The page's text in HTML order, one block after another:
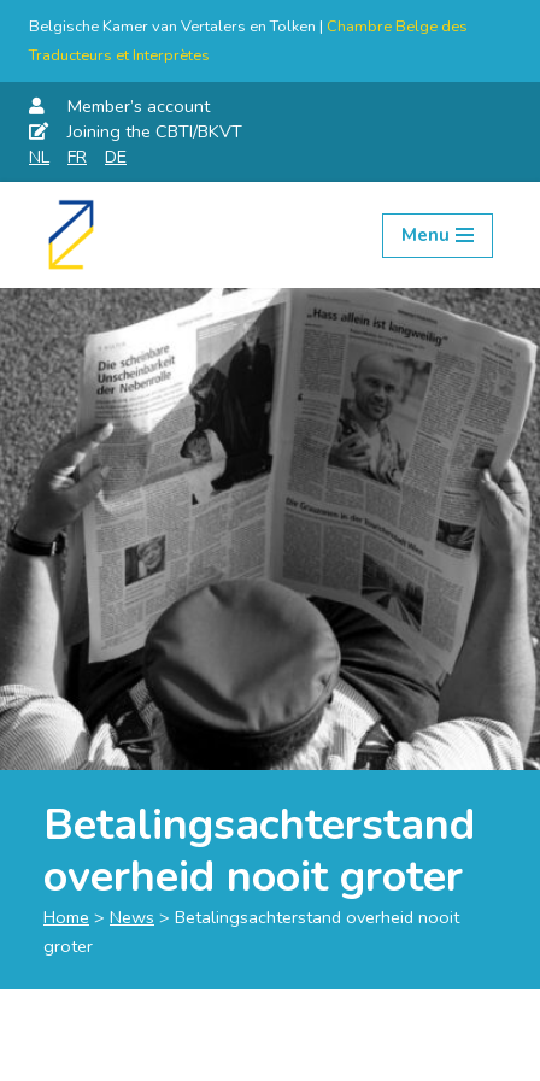
Belgische Kamer van Vertalers en Tolken | Chambre Belge des
Traducteurs et Interprètes
Member’s account
Joining the CBTI/BKVT
NL
FR DE
Skip
content
Menu
Betalingsachterstand
overheid nooit groter
Home > News > Betalingsachterstand overheid nooit
groter